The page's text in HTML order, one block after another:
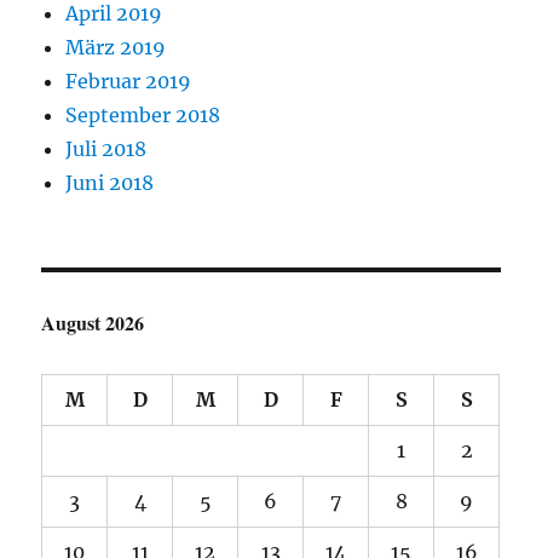
April 2019
März 2019
Februar 2019
September 2018
Juli 2018
Juni 2018
August 2026
M D M D F S S
1 2
3 4 5 6 7 8 9
10 11 12 13 14 15 16